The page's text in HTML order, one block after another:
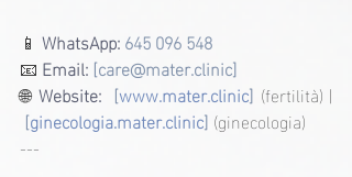
📱 WhatsApp: 645 096 548
📧 Email: [care@mater.clinic]
🌐 Website: [www.mater.clinic]
[ginecologia.mater.clinic] (ginecologia)
---